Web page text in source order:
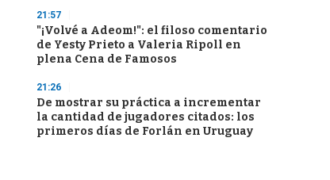
21:57
"¡Volvé a Adeom!": el filoso comentario
de Yesty Prieto a Valeria Ripoll en
plena Cena de Famosos
21:26
De mostrar su práctica a incrementar
la cantidad de jugadores citados: los
primeros días de Forlán en Uruguay